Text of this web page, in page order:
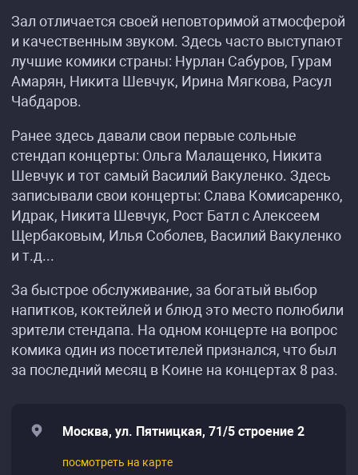
Зал отличается своей неповторимой атмосферой
и качественным звуком. Здесь часто выступают
лучшие комики страны: Нурлан Сабуров, Гурам
Амарян, Никита Шевчук, Ирина Мягкова, Расул
Чабдаров.
Ранее здесь давали свои первые сольные
стендап концерты: Ольга Малащенко, Никита
Шевчук и тот самый Василий Вакуленко. Здесь
записывали свои концерты: Слава Комисаренко,
Идрак, Никита Шевчук, Рост Батл с Алексеем
Щербаковым, Илья Соболев, Василий Вакуленко
и т.д...
За быстрое обслуживание, за богатый выбор
напитков, коктейлей и блюд это место полюбили
зрители стендапа. На одном концерте на вопрос
комика один из посетителей признался, что был
за последний месяц в Коине на концертах 8 раз.
Москва, ул. Пятницкая, 71/5 строение 2
посмотреть на карте